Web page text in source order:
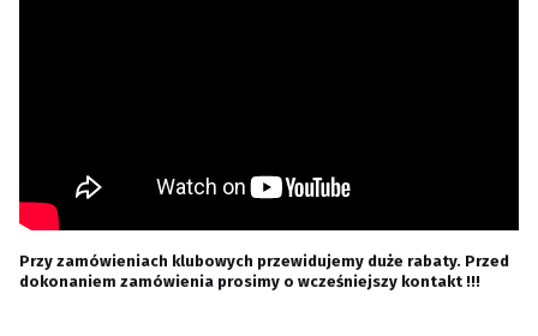
Przy zamówieniach klubowych przewidujemy duże rabaty. Przed
dokonaniem zamówienia prosimy o wcześniejszy kontakt !!!